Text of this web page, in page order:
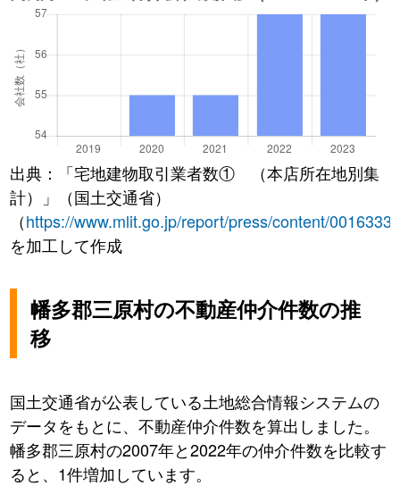
出典：「宅地建物取引業者数① （本店所在地別集
計）」（国土交通省）
（https://www.mlit.go.jp/report/press/content/
を加工して作成
幡多郡三原村の不動産仲介件数の推
移
国土交通省が公表している土地総合情報システムの
データをもとに、不動産仲介件数を算出しました。
幡多郡三原村の2007年と2022年の仲介件数を比較す
ると、1件増加しています。